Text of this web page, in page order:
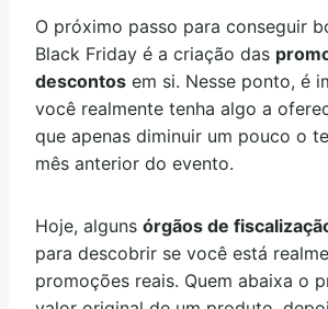
O próximo passo para conseguir
Black Friday é a criação das
descontos em si. Nesse ponto, é
você realmente tenha algo a
que apenas diminuir um pouco o
mês anterior do evento.
Hoje, alguns órgãos de
para descobrir se você está
promoções reais. Quem abaixa o